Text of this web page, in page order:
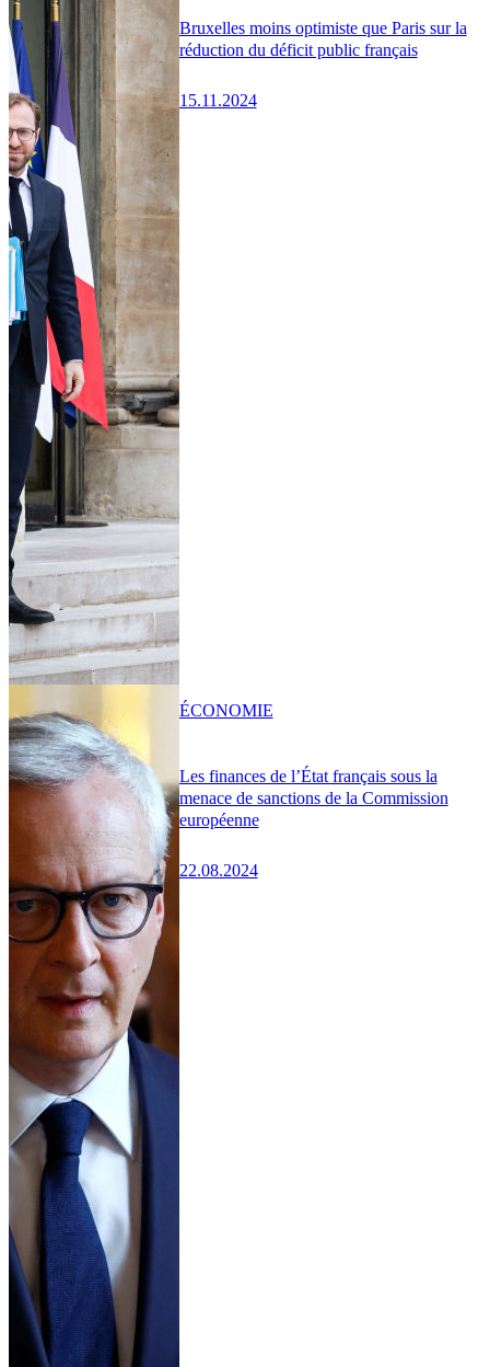
Bruxelles moins optimiste que Paris sur la
réduction du déficit public français
15.11.2024
Les finances de l’État français sous la
menace de sanctions de la Commission
européenne
22.08.2024
ÉCONOMIE